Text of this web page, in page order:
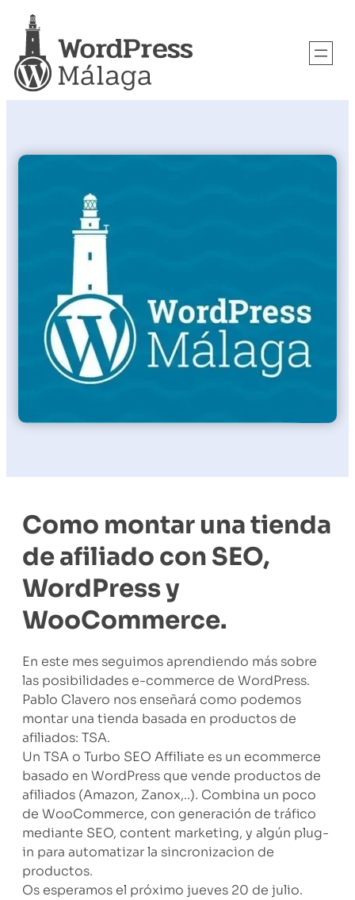
Como montar una tienda
de afiliado con SEO,
WordPress y
WooCommerce.
En este mes seguimos aprendiendo más sobre
las posibilidades e-commerce de WordPress.
Pablo Clavero nos enseñará como podemos
montar una tienda basada en productos de
afiliados: TSA.
Un TSA o Turbo SEO Affiliate es un ecommerce
basado en WordPress que vende productos de
afiliados (Amazon, Zanox,..). Combina un poco
de WooCommerce, con generación de tráfico
mediante SEO, content marketing, y algún plug-
in para automatizar la sincronizacion de
productos.
Os esperamos el próximo jueves 20 de julio.